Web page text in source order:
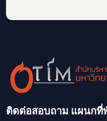
ติดต่อสอบถาม แผนกที่